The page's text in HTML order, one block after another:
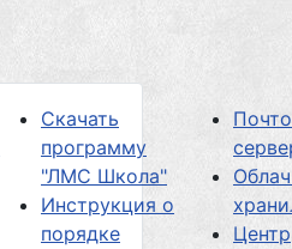
Скачать
программу
"ЛМС Школа"
Инструкция о
порядке
Центр